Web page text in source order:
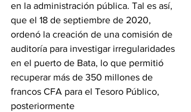
en la administración pública. Tal es así,
que el 18 de septiembre de 2020,
ordenó la creación de una comisión de
auditoría para investigar irregularidades
en el puerto de Bata, lo que permitió
recuperar más de 350 millones de
francos CFA para el Tesoro Público,
posteriormente